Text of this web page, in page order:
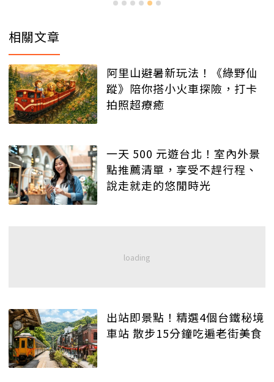
相關文章
阿里山避暑新玩法！《綠野仙
蹤》陪你搭小火車探險，打卡
拍照超療癒
一天 500 元遊台北！室內外景
點推薦清單，享受不趕行程、
說走就走的悠閒時光
出站即景點！精選4個台鐵秘境
車站 散步15分鐘吃遍老街美食